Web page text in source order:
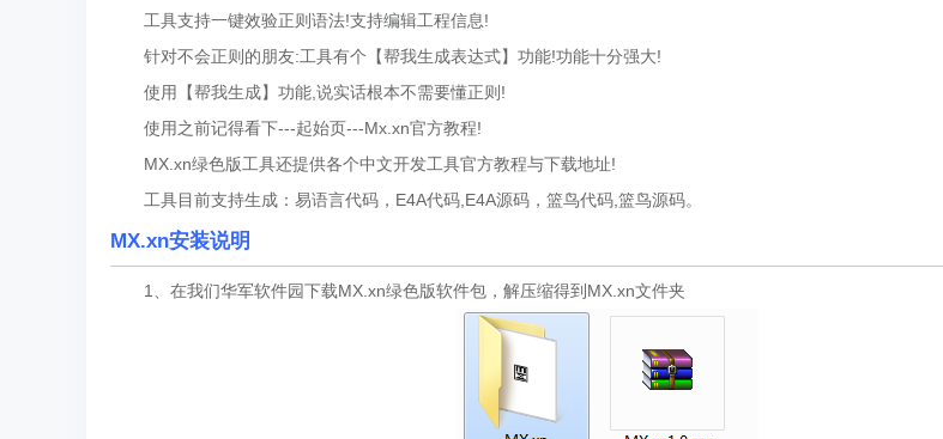
工具支持一键效验正则语法!支持编辑工程信息!
针对不会正则的朋友:工具有个【帮我生成表达式】功能!功能十分强大!
使用【帮我生成】功能,说实话根本不需要懂正则!
使用之前记得看下---起始页---Mx.xn官方教程!
MX.xn绿色版工具还提供各个中文开发工具官方教程与下载地址!
工具目前支持生成：易语言代码，E4A代码,E4A源码，篮鸟代码,篮鸟源码。
MX.xn安装说明
1、在我们华军软件园下载MX.xn绿色版软件包，解压缩得到MX.xn文件夹